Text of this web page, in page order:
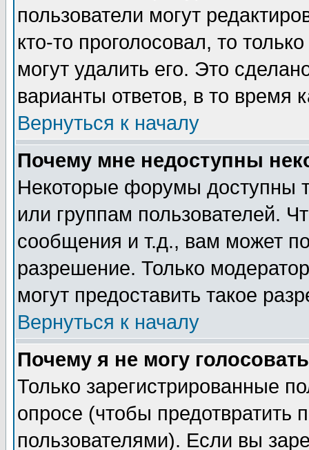
пользователи могут
кто-то проголосовал, то
могут удалить его. Это
варианты ответов, в то время
Вернуться к началу
Почему мне недоступны
Некоторые форумы доступны
или группам пользователей.
сообщения и т.д., вам может
разрешение. Только
могут предоставить такое
Вернуться к началу
Почему я не могу
Только зарегистрированные
опросе (чтобы предотвратить
пользователями). Если вы